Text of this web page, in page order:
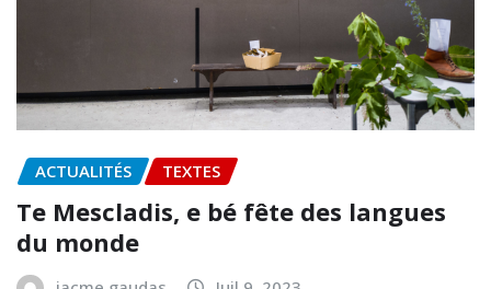
ACTUALITÉS TEXTES
Te Mescladis, e bé fête des langues
du monde